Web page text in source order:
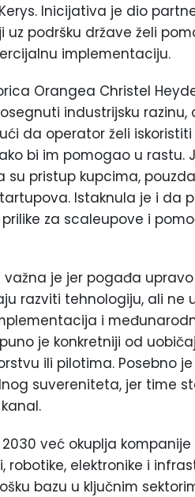
Inicijativa je dio
uz podršku države želi
implementaciju.
Orangea Christel
industrijsku
da operator želi
bi im pomogao u rastu.
su pristup kupcima,
Istaknula je i da
za scaleupove i
je jer pogađa
razviti tehnologiju, ali ne
i
je konkretniji od
ili pilotima. Posebno
suvereniteta, jer time
već okuplja
robotike, elektronike i
bazu u ključnim